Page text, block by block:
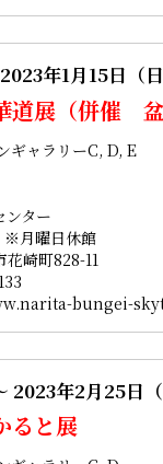
年1月15日（
道展（併催
ギャラリーC, D, E
ンター
月曜日休館
花崎町828-11
bungei-
2023年2月25日
ると展